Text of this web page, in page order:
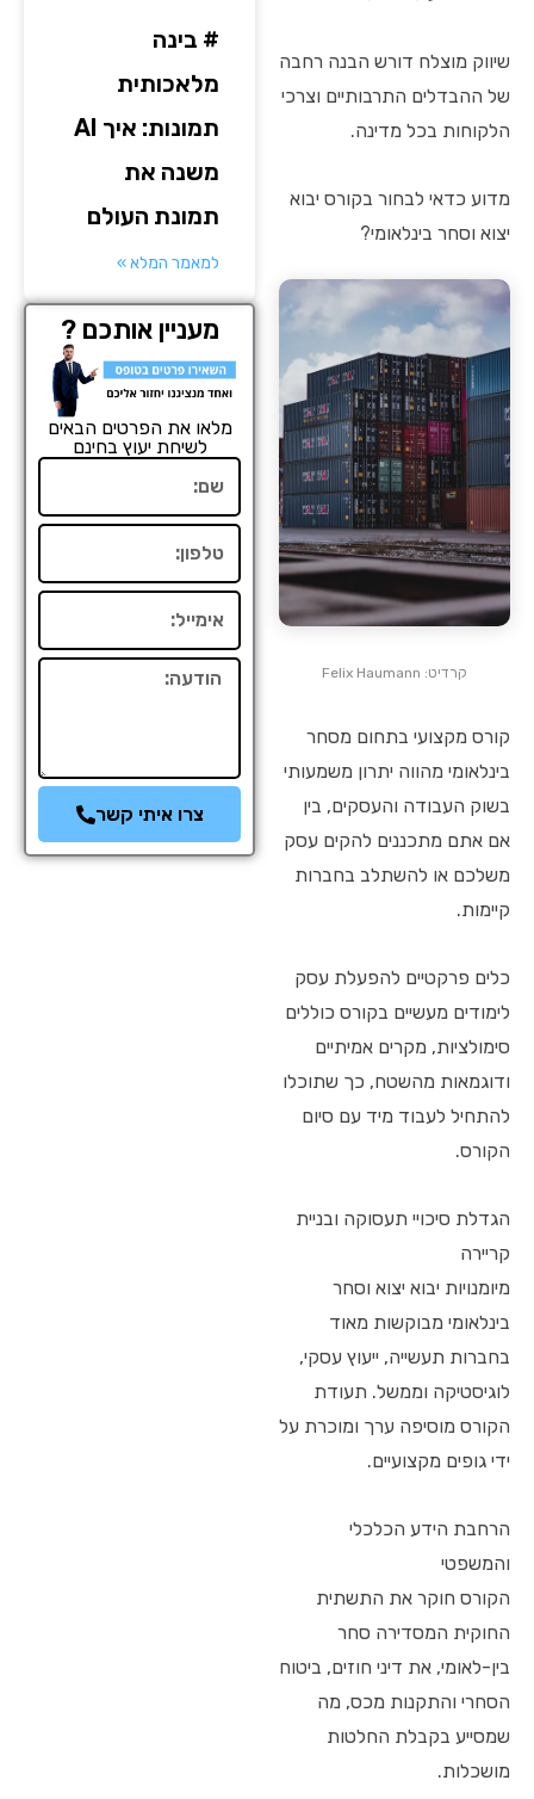
שיווק מוצלח דורש הבנה רחבה
של ההבדלים התרבותיים וצרכי
הלקוחות בכל מדינה.
מדוע כדאי לבחור בקורס יבוא
יצוא וסחר בינלאומי?
קרדיט: Felix Haumann
קורס מקצועי בתחום מסחר
בינלאומי מהווה יתרון משמעותי
בשוק העבודה והעסקים, בין
אם אתם מתכננים להקים עסק
משלכם או להשתלב בחברות
קיימות.
כלים פרקטיים להפעלת עסק
לימודים מעשיים בקורס כוללים
סימולציות, מקרים אמיתיים
ודוגמאות מהשטח, כך שתוכלו
להתחיל לעבוד מיד עם סיום
הקורס.
הגדלת סיכויי תעסוקה ובניית
קריירה
מיומנויות יבוא יצוא וסחר
בינלאומי מבוקשות מאוד
בחברות תעשייה, ייעוץ עסקי,
לוגיסטיקה וממשל. תעודת
הקורס מוסיפה ערך ומוכרת על
ידי גופים מקצועיים.
הרחבת הידע הכלכלי
והמשפטי
הקורס חוקר את התשתית
החוקית המסדירה סחר
בין-לאומי, את דיני חוזים, ביטוח
הסחרי והתקנות מכס, מה
שמסייע בקבלת החלטות
מושכלות.
# בינה
מלאכותית
תמונות: איך AI
משנה את
תמונת העולם
למאמר המלא »
מעניין אותכם ?
מלאו את הפרטים הבאים
לשיחת יעוץ בחינם
הודעה
צרו איתי קשר